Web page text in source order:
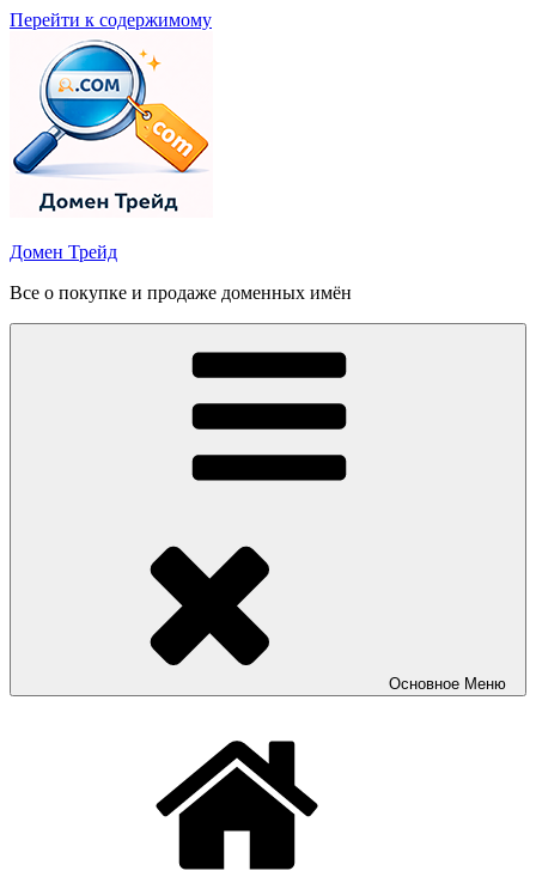
Перейти к содержимому
Домен Трейд
Все о покупке и продаже доменных имён
Основное Меню